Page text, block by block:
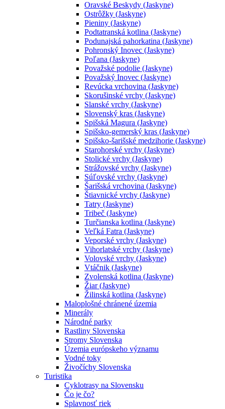
Oravské Beskydy (Jaskyne)
Ostrôžky (Jaskyne)
Pieniny (Jaskyne)
Podtatranská kotlina (Jaskyne)
Podunajská pahorkatina (Jaskyne)
Pohronský Inovec (Jaskyne)
Poľana (Jaskyne)
Považské podolie (Jaskyne)
Považský Inovec (Jaskyne)
Revúcka vrchovina (Jaskyne)
Skorušinské vrchy (Jaskyne)
Slanské vrchy (Jaskyne)
Slovenský kras (Jaskyne)
Spišská Magura (Jaskyne)
Spišsko-gemerský kras (Jaskyne)
Spišsko-šarišské medzihorie (Jaskyne)
Starohorské vrchy (Jaskyne)
Stolické vrchy (Jaskyne)
Strážovské vrchy (Jaskyne)
Súľovské vrchy (Jaskyne)
Šarišská vrchovina (Jaskyne)
Štiavnické vrchy (Jaskyne)
Tatry (Jaskyne)
Tribeč (Jaskyne)
Turčianska kotlina (Jaskyne)
Veľká Fatra (Jaskyne)
Veporské vrchy (Jaskyne)
Vihorlatské vrchy (Jaskyne)
Volovské vrchy (Jaskyne)
Vtáčnik (Jaskyne)
Zvolenská kotlina (Jaskyne)
Žiar (Jaskyne)
Žilinská kotlina (Jaskyne)
Maloplošné chránené územia
Minerály
Národné parky
Rastliny Slovenska
Stromy Slovenska
Územia európskeho významu
Vodné toky
Živočíchy Slovenska
Turistika
Cyklotrasy na Slovensku
Čo je čo?
Splavnosť riek